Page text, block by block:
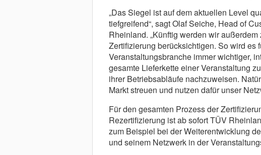
„Das Siegel ist auf dem aktuellen Level
tiefgreifend“, sagt Olaf Seiche, Head of
Rheinland. „Künftig werden wir
Zertifizierung berücksichtigen. So wird es
Veranstaltungsbranche immer wichtiger,
gesamte Lieferkette einer Veranstaltung
ihrer Betriebsabläufe nachzuweisen.
Markt streuen und nutzen dafür unser
Für den gesamten Prozess der
Rezertifizierung ist ab sofort TÜV
zum Beispiel bei der Weiterentwicklung
und seinem Netzwerk in der